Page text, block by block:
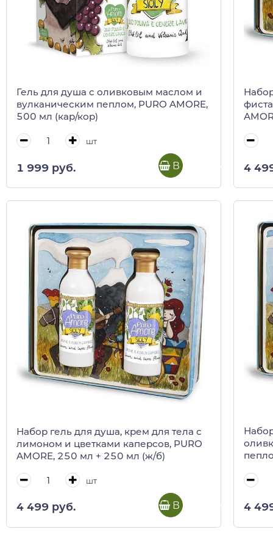
Гель для душа с оливковым маслом и
вулканическим пеплом, PURO AMORE,
500 мл (кар/кор)
шт
1 999 руб. В корзину 4
Набор гель для душа, крем для тела с
лимоном и цветками каперсов, PURO
AMORE, 250 мл + 250 мл (ж/б)
шт
4 499 руб. В корзину 4